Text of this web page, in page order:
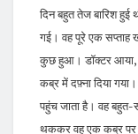
दिन बहुत तेज बारिश हुई
गई। वह पूरे एक सप्ताह
कुछ हुआ। डॉक्टर आया,
कब्र में दफ़्ना दिया
पहुंच जाता है। वह बहुत-
थककर वह एक कब्र पर